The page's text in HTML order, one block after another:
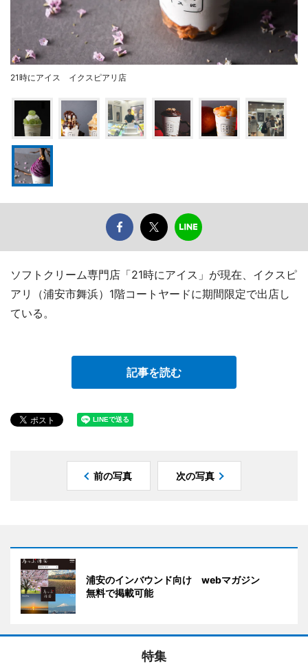
21時にアイス イクスピアリ店
ソフトクリーム専門店「21時にアイス」が現在、イクスピ
アリ（浦安市舞浜）1階コートヤードに期間限定で出店し
ている。
記事を読む
前の写真 次の写真
浦安のインバウンド向け webマガジン
無料で掲載可能
特集